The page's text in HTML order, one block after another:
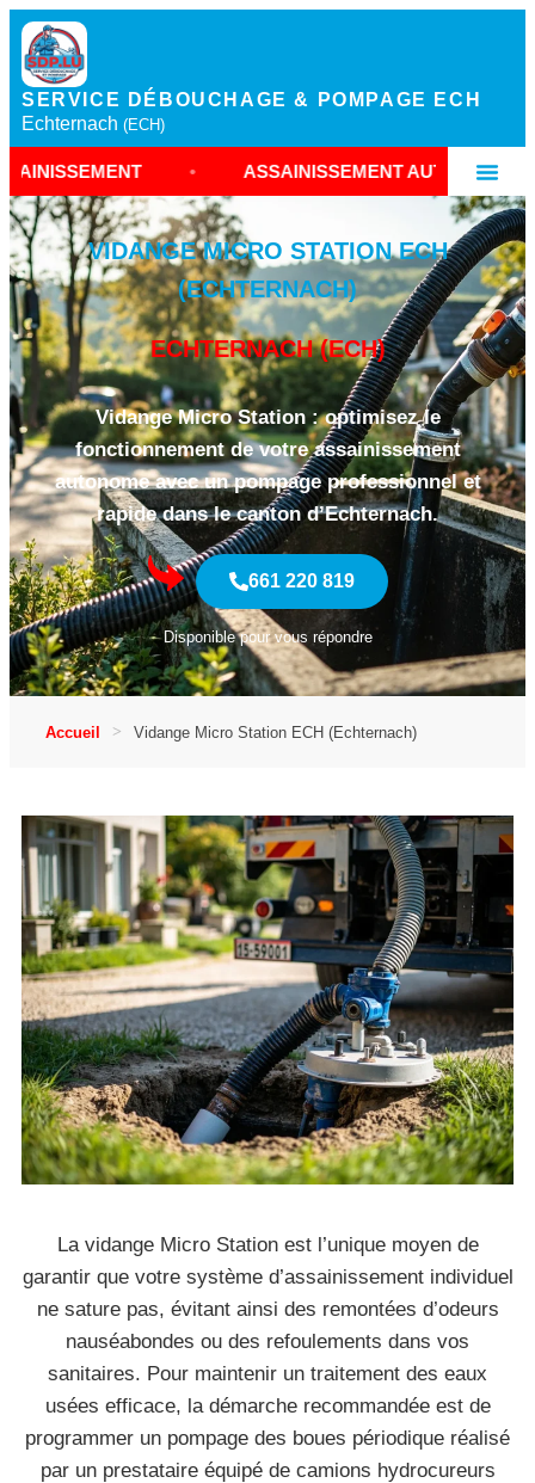
SERVICE DÉBOUCHAGE & POMPAGE ECH
Echternach (ECH)
• ASSAINISSEMENT AUTONOME
VIDANGE MICRO STATION ECH
(ECHTERNACH)
ECHTERNACH (ECH)
Vidange Micro Station : optimisez le
fonctionnement de votre assainissement
autonome avec un pompage professionnel et
rapide dans le canton d’Echternach.
661 220 819
Disponible pour vous répondre
Accueil Vidange Micro Station ECH (Echternach)
La vidange Micro Station est l’unique moyen de
garantir que votre système d’assainissement individuel
ne sature pas, évitant ainsi des remontées d’odeurs
nauséabondes ou des refoulements dans vos
sanitaires. Pour maintenir un traitement des eaux
usées efficace, la démarche recommandée est de
programmer un pompage des boues périodique réalisé
par un prestataire équipé de camions hydrocureurs